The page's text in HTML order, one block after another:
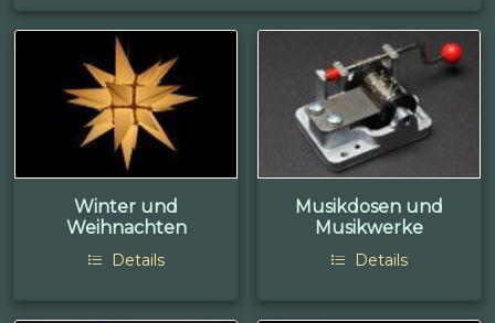
Winter und
Weihnachten
Details
Musikdosen und
Musikwerke
Details